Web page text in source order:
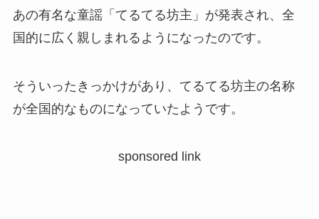
あの有名な童謡「てるてる坊主」が発表され、全
国的に広く親しまれるようになったのです。
そういったきっかけがあり、てるてる坊主の名称
が全国的なものになっていたようです。
sponsored link